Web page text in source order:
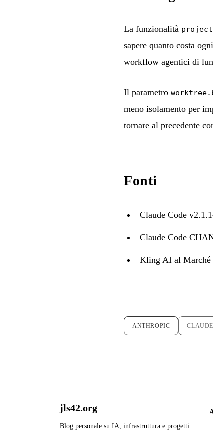
La funzionalità
sapere quanto costa
workflow agentici di
Il parametro
meno isolamento per
tornare al precedente
Fonti
Claude Code
Claude Code
Kling AI al
ANTHROPIC
jls42.org
Blog personale su IA, infrastruttura e progetti